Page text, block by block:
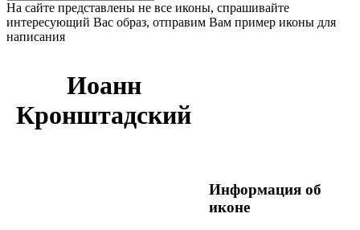
На сайте представлены не все иконы, спрашивайте
интересующий Вас образ, отправим Вам пример иконы для
написания
Иоанн
Кронштадский
Информация об
иконе